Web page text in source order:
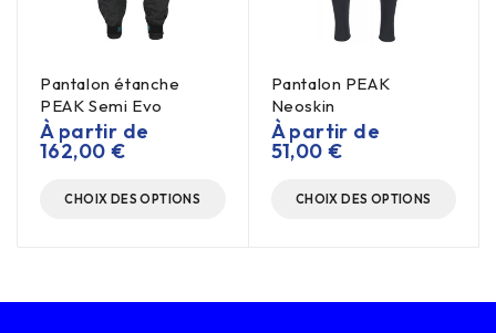
Pantalon étanche
PEAK Semi Evo
À partir de
162,00 €
CHOIX DES OPTIONS
Pantalon PEAK
Neoskin
À partir de
51,00 €
CHOIX DES OPTIONS